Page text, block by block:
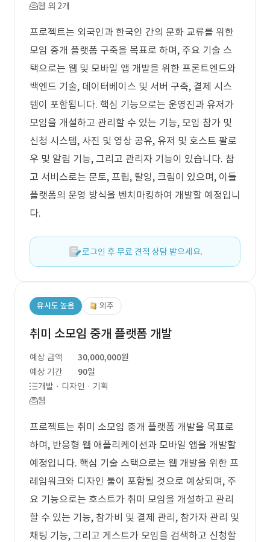
웹 외 2개
프로젝트는 외국인과 한국인 간의 문화 교류를 위한
모임 중개 플랫폼 구축을 목표로 하며, 주요 기술 스
택으로는 웹 및 모바일 앱 개발을 위한 프론트엔드와
백엔드 기술, 데이터베이스 및 서버 구축, 결제 시스
템이 포함됩니다. 핵심 기능으로는 운영진과 유저가
모임을 개설하고 관리할 수 있는 기능, 모임 참가 및
신청 시스템, 사진 및 영상 공유, 유저 및 호스트 팔로
우 및 알림 기능, 그리고 관리자 기능이 있습니다. 참
고 서비스로는 문토, 프립, 탈잉, 크림이 있으며, 이들
플랫폼의 운영 방식을 벤치마킹하여 개발할 예정입니
다.
로그인 후 무료 견적 상담 받으세요.
유사도 높음 외주
취미 소모임 중개 플랫폼 개발
예상 금액
30,000,000원
예상 기간
90일
개발 · 디자인 · 기획
웹
프로젝트는 취미 소모임 중개 플랫폼 개발을 목표로
하며, 반응형 웹 애플리케이션과 모바일 앱을 개발할
예정입니다. 핵심 기술 스택으로는 웹 개발을 위한 프
레임워크와 디자인 툴이 포함될 것으로 예상되며, 주
요 기능으로는 호스트가 취미 모임을 개설하고 관리
할 수 있는 기능, 참가비 및 결제 관리, 참가자 관리 및
채팅 기능, 그리고 게스트가 모임을 검색하고 신청할